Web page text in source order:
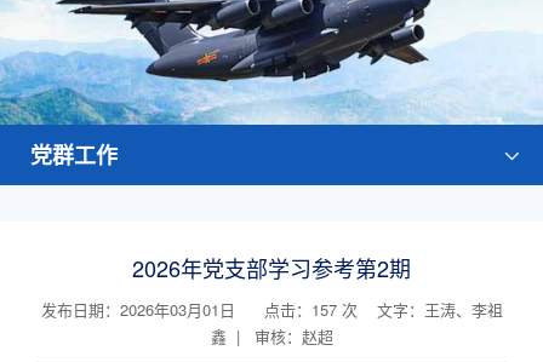
党群工作
2026年党支部学习参考第2期
发布日期：2026年03月01日 点击： 157 次 文字：王涛、李祖
鑫 | 审核：赵超